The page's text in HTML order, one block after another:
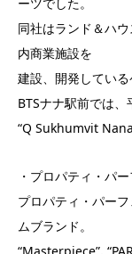
同社はランド＆ハ
内商業施設を
建設、開発している
BTSナナ駅前では
“Q Sukhumvit
・プロパティ・パ
プロパティ・パー
ムブランド。